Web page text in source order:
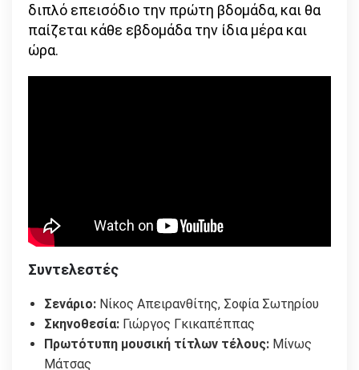
διπλό επεισόδιο την πρώτη βδομάδα, και θα
παίζεται κάθε εβδομάδα την ίδια μέρα και
ώρα.
Συντελεστές
Σενάριο: Νίκος Απειρανθίτης, Σοφία Σωτηρίου
Σκηνοθεσία: Γιώργος Γκικαπέππας
Πρωτότυπη μουσική τίτλων τέλους: Μίνως
Μάτσας